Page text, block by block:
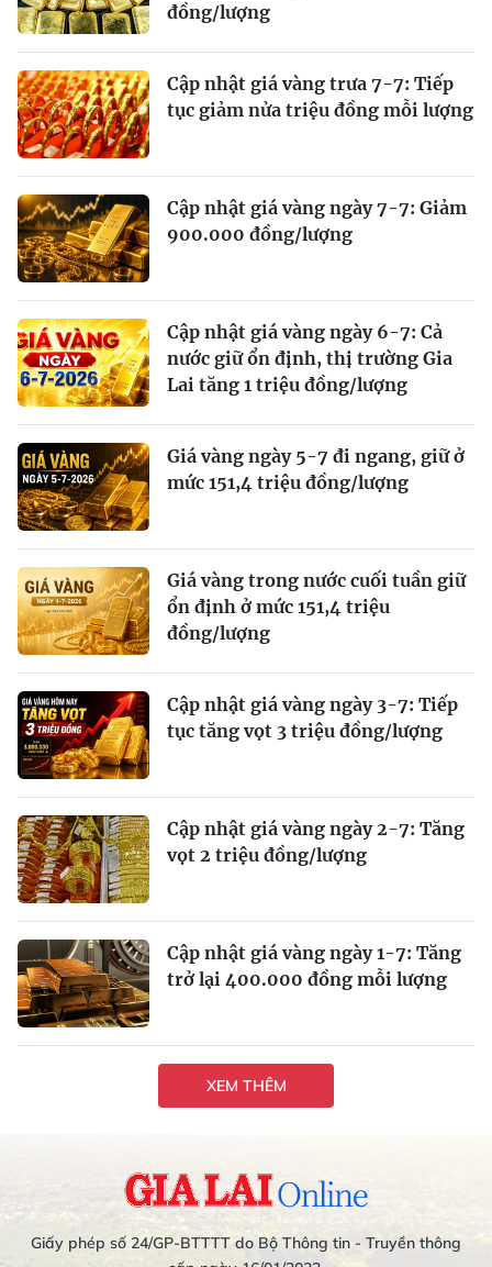
đồng/lượng
Cập nhật giá vàng trưa 7-7: Tiếp
tục giảm nửa triệu đồng mỗi lượng
Cập nhật giá vàng ngày 7-7: Giảm
900.000 đồng/lượng
Cập nhật giá vàng ngày 6-7: Cả
nước giữ ổn định, thị trường Gia
Lai tăng 1 triệu đồng/lượng
Giá vàng ngày 5-7 đi ngang, giữ ở
mức 151,4 triệu đồng/lượng
Giá vàng trong nước cuối tuần giữ
ổn định ở mức 151,4 triệu
đồng/lượng
Cập nhật giá vàng ngày 3-7: Tiếp
tục tăng vọt 3 triệu đồng/lượng
Cập nhật giá vàng ngày 2-7: Tăng
vọt 2 triệu đồng/lượng
Cập nhật giá vàng ngày 1-7: Tăng
trở lại 400.000 đồng mỗi lượng
XEM THÊM
Giấy phép số 24/GP-BTTTT do Bộ Thông tin - Truyền thông